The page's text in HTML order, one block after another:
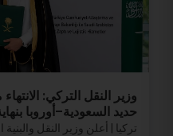
وزير النقل التركي:
حديد السعودية–أوروبا بنهاية
تركيا | أعلن وزير النقل والبنية